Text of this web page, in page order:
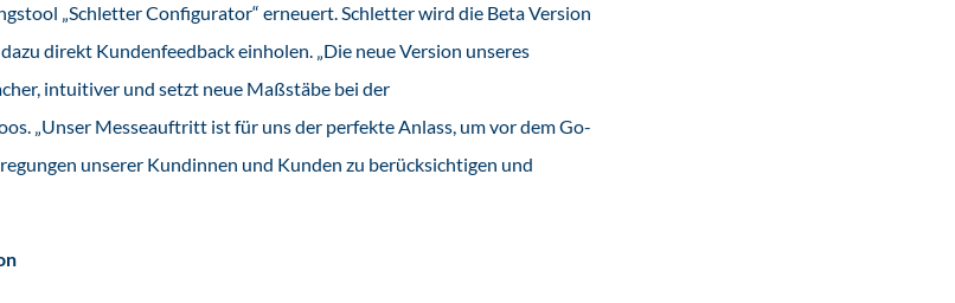
„Schletter Configurator“ erneuert. Schletter wird die Beta Version
direkt Kundenfeedback einholen. „Die neue Version unseres
intuitiver und setzt neue Maßstäbe bei der
„Unser Messeauftritt ist für uns der perfekte Anlass, um vor dem Go-
unserer Kundinnen und Kunden zu berücksichtigen und